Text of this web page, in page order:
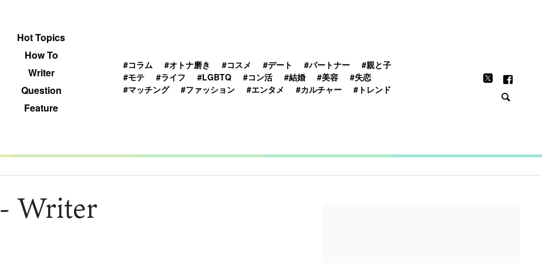
Hot Topics
How To
Writer
Question
Feature
#コラム #オトナ磨き #コスメ #デート #パートナー
#親と子
#モテ
#ライフ #LGBTQ #コン活 #結婚 #美容
#失恋
#マッチング
#ファッション #エンタメ #カルチャー #トレンド
- Writer